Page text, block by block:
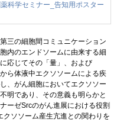
科学セミナー_告知用ポスター
三の細胞間コミュニケーション
内のエンドソームに由来する細
応じてその「量」、および
ら体液中エクソソームによる疾
、がん細胞においてエクソソー
明であり、その意義も明らかと
ーゼSrcのがん進展における役割
ソソーム産生亢進との関わりを